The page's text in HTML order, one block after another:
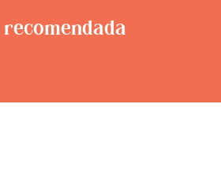
recomendada